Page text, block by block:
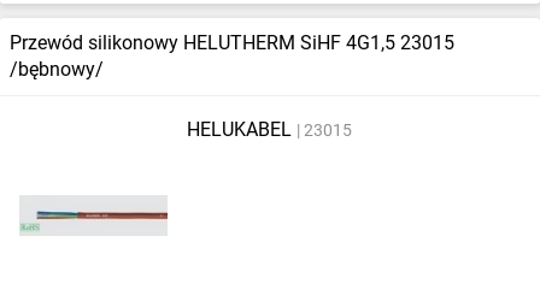
Przewód silikonowy HELUTHERM SiHF 4G1,5 23015
/bębnowy/
HELUKABEL 23015